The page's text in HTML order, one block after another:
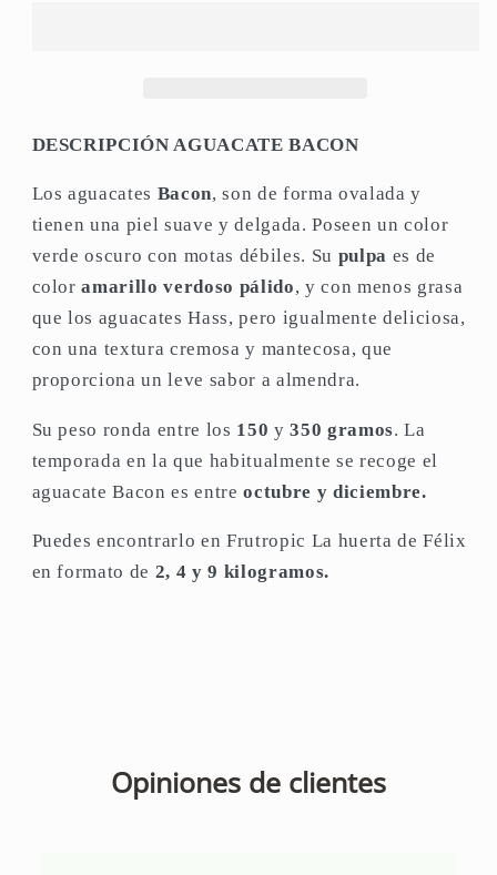
DESCRIPCIÓN AGUACATE BACON
Los aguacates Bacon, son de forma ovalada y
tienen una piel suave y delgada. Poseen un color
verde oscuro con motas débiles. Su pulpa es de
coloramarillo verdoso pálido, y con menos grasa
que los aguacates Hass, pero igualmente deliciosa,
con una textura cremosa y mantecosa, que
proporciona un leve sabor a almendra.
Su peso ronda entre los 150 y350 gramos. La
temporada en la que habitualmente se recoge el
aguacate Bacon es entreoctubre y diciembre.
Puedes encontrarlo en Frutropic La huerta de Félix
en formato de 2, 4 y 9 kilogramos.
Opiniones de clientes